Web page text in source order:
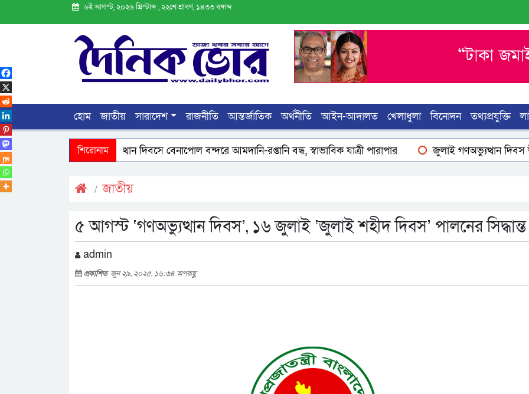
৬ই আগস্ট, ২০২৬ খ্রিস্টাব্দ , ২২শে শ্রাবণ, ১৪৩৩ বঙ্গাব্দ
হোম জাতীয় সারাদেশ রাজনীতি আন্তর্জাতিক অর্থনীতি আইন-আদালত খেলাধুলা বিনোদন তথ্যপ্রযুক্তি
শিরোনাম
জুলাই গণঅভ্যুত্থান দিবসে বেনাপোল বন্দরে আমদানি-রপ্তানি বন্ধ, স্বাভাবিক যাত্রী পারাপার জুলাই গণঅভ্যুত্থান দিবস
জাতীয়
৫ আগস্ট ‘গণঅভ্যুত্থান দিবস’, ১৬ জুলাই ‘জুলাই শহীদ দিবস’ পালনের সিদ্ধান্ত
admin
প্রকাশিত জুন ২৯, ২০২৫, ১৬:৩৪ অপরাহ্ণ